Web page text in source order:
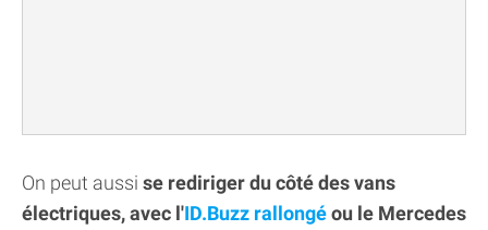
On peut aussi se rediriger du côté des vans
électriques, avec l'ID.Buzz rallongéou le Mercedes